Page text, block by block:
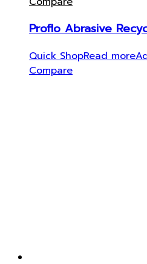
Proflo Abrasive
Quick ShopRead more
Compare